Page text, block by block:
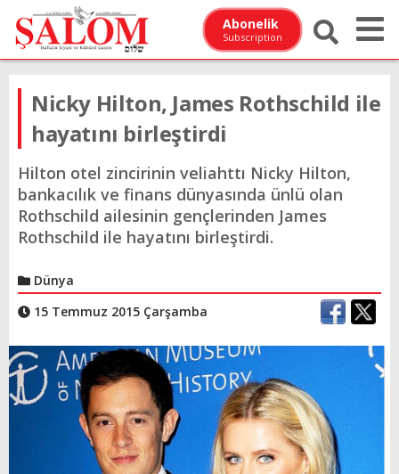
Abonelik
Subscription
Nicky Hilton, James Rothschild ile
hayatını birleştirdi
Hilton otel zincirinin veliahttı Nicky Hilton,
bankacılık ve finans dünyasında ünlü olan
Rothschild ailesinin gençlerinden James
Rothschild ile hayatını birleştirdi.
Dünya
15 Temmuz 2015 Çarşamba